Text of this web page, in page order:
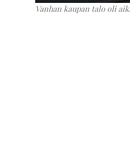
Vanhan kaupan talo oli